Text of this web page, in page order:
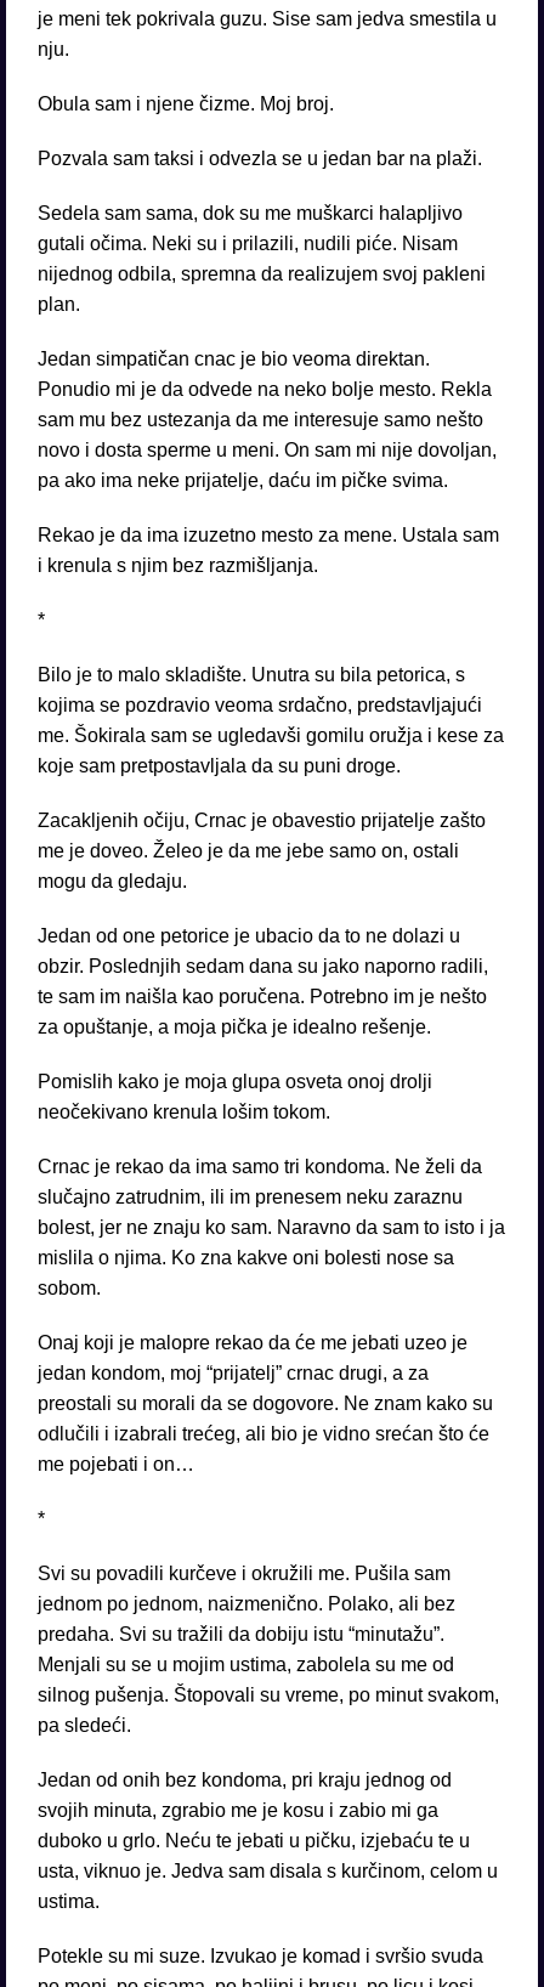
je meni tek pokrivala guzu. Sise sam jedva smestila u
nju.
Obula sam i njene čizme. Moj broj.
Pozvala sam taksi i odvezla se u jedan bar na plaži.
Sedela sam sama, dok su me muškarci halapljivo
gutali očima. Neki su i prilazili, nudili piće. Nisam
nijednog odbila, spremna da realizujem svoj pakleni
plan.
Jedan simpatičan cnac je bio veoma direktan.
Ponudio mi je da odvede na neko bolje mesto. Rekla
sam mu bez ustezanja da me interesuje samo nešto
novo i dosta sperme u meni. On sam mi nije dovoljan,
pa ako ima neke prijatelje, daću im pičke svima.
Rekao je da ima izuzetno mesto za mene. Ustala sam
i krenula s njim bez razmišljanja.
*
Bilo je to malo skladište. Unutra su bila petorica, s
kojima se pozdravio veoma srdačno, predstavljajući
me. Šokirala sam se ugledavši gomilu oružja i kese za
koje sam pretpostavljala da su puni droge.
Zacakljenih očiju, Crnac je obavestio prijatelje zašto
me je doveo. Želeo je da me jebe samo on, ostali
mogu da gledaju.
Jedan od one petorice je ubacio da to ne dolazi u
obzir. Poslednjih sedam dana su jako naporno radili,
te sam im naišla kao poručena. Potrebno im je nešto
za opuštanje, a moja pička je idealno rešenje.
Pomislih kako je moja glupa osveta onoj drolji
neočekivano krenula lošim tokom.
Crnac je rekao da ima samo tri kondoma. Ne želi da
slučajno zatrudnim, ili im prenesem neku zaraznu
bolest, jer ne znaju ko sam. Naravno da sam to isto i ja
mislila o njima. Ko zna kakve oni bolesti nose sa
sobom.
Onaj koji je malopre rekao da će me jebati uzeo je
jedan kondom, moj “prijatelj” crnac drugi, a za
preostali su morali da se dogovore. Ne znam kako su
odlučili i izabrali trećeg, ali bio je vidno srećan što će
me pojebati i on…
*
Svi su povadili kurčeve i okružili me. Pušila sam
jednom po jednom, naizmenično. Polako, ali bez
predaha. Svi su tražili da dobiju istu “minutažu”.
Menjali su se u mojim ustima, zabolela su me od
silnog pušenja. Štopovali su vreme, po minut svakom,
pa sledeći.
Jedan od onih bez kondoma, pri kraju jednog od
svojih minuta, zgrabio me je kosu i zabio mi ga
duboko u grlo. Neću te jebati u pičku, izjebaću te u
usta, viknuo je. Jedva sam disala s kurčinom, celom u
ustima.
Potekle su mi suze. Izvukao je komad i svršio svuda